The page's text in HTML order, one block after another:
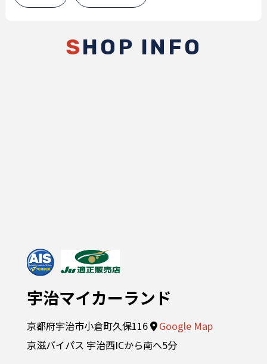
SHOP INFO
宇治マイカーランド
京都府宇治市小倉町久保116
Google Map
京滋バイパス 宇治西ICから南へ5分